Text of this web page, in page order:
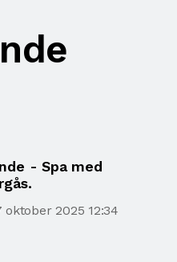
- Spa med
oktober 2025 12:34